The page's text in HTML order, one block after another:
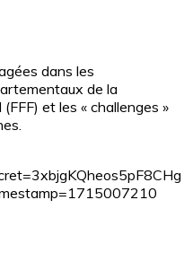
dans les
de la
et les « challenges »